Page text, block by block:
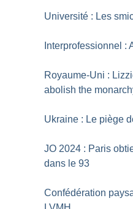
Université : Les
Interprofessionnel :
Royaume-Uni :
abolish the
Ukraine : Le piège
JO 2024 : Paris
dans le 93
Confédération